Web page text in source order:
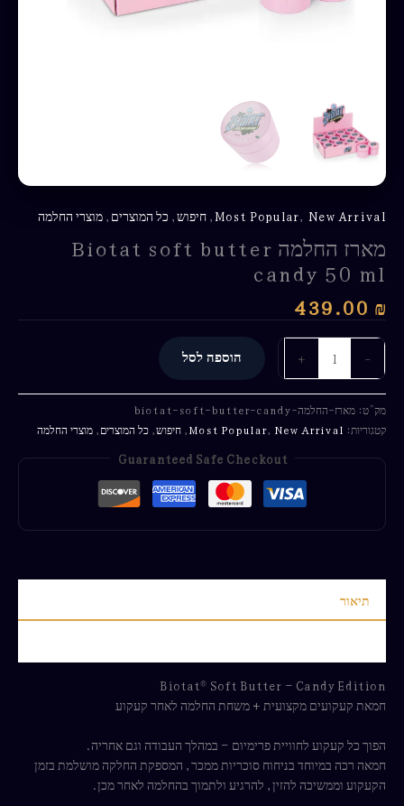
Most Popular, New Arrival
, חיפוש, כל המוצרים , מוצרי החלמה
מארז החלמה Biotat soft butter
candy 50 ml
439.00 ₪
-
+ הוספה לסל
מק"ט: מארז-החלמה-biotat-soft-butter-candy
קטגוריות:
Most Popular, New Arrival
, חיפוש, כל המוצרים, מוצרי החלמה
Guaranteed Safe Checkout
תיאור
Biotat® Soft Butter – Candy Edition
חמאת קעקועים מקצועית + משחת החלמה לאחר קעקוע
הפוך כל קעקוע לחוויית פרימיום – במהלך העבודה וגם אחריה.
חמאה רכה במיוחד בניחוח סוכריות ממכר, המספקת החלקה מושלמת בזמן
הקעקוע וממשיכה להזין, להרגיע ולתמוך בהחלמה לאחר מכן.